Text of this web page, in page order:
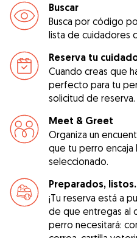
Buscar
Busca por código
lista de cuidadores
Reserva tu
Cuando creas que
perfecto para tu
solicitud de reserva.
Meet & Greet
Organiza un
que tu perro
seleccionado.
Preparados,
¡Tu reserva está a
de que entregas al
perro necesitará: